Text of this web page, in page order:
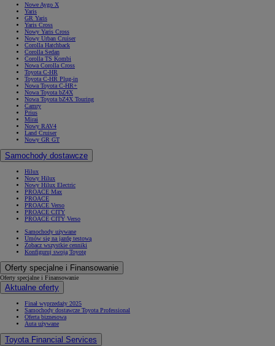
Nowe Aygo X
Yaris
GR Yaris
Yaris Cross
Nowy Yaris Cross
Nowy Urban Cruiser
Corolla Hatchback
Corolla Sedan
Corolla TS Kombi
Nowa Corolla Cross
Toyota C-HR
Toyota C-HR Plug-in
Nowa Toyota C-HR+
Nowa Toyota bZ4X
Nowa Toyota bZ4X Touring
Camry
Prius
Mirai
Nowy RAV4
Land Cruiser
Nowy GR GT
Samochody dostawcze
Hilux
Nowy Hilux
Nowy Hilux Electric
PROACE Max
PROACE
PROACE Verso
PROACE CITY
PROACE CITY Verso
Samochody używane
Umów się na jazdę testową
Zobacz wszystkie cenniki
Konfiguruj swoją Toyotę
Oferty specjalne i Finansowanie
Oferty specjalne i Finansowanie
Aktualne oferty
Finał wyprzedaży 2025
Samochody dostawcze Toyota Professional
Oferta biznesowa
Auta używane
Toyota Financial Services